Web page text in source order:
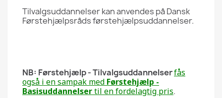
Tilvalgsuddannelser kan anvendes på Dansk
Førstehjælpsråds førstehjælpsuddannelser.
NB: Førstehjælp - Tilvalgsuddannelserfås
også i en sampak med Førstehjælp -
Basisuddannelsertil en fordelagtig pris.